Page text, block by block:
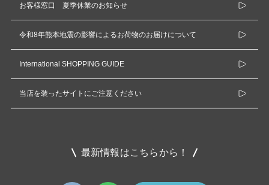
お客様窓口 夏季休業のお知らせ
令和8年熊本地震の影響によるお荷物のお届けについて
International SHOPPING GUIDE
当店を装ったサイトにご注意ください
最新情報はこちらから！